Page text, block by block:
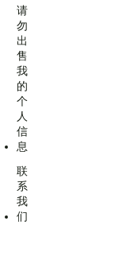
请
勿
出
售
我
的
个
人
信
息
联
系
我
们